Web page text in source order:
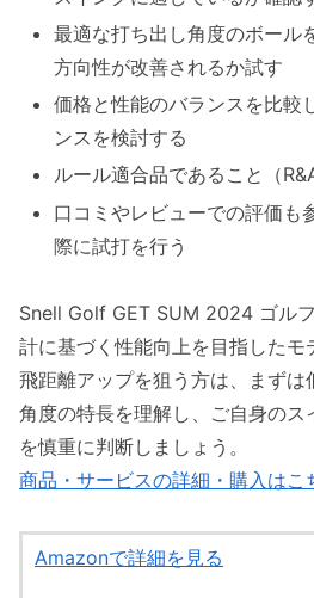
最適な打ち出し角度のボール
方向性が改善されるか試す
価格と性能のバランスを比較
ンスを検討する
ルール適合品であること（
口コミやレビューでの評価も
際に試打を行う
Snell Golf GET SUM 2024 ゴル
計に基づく性能向上を目指したモ
飛距離アップを狙う方は、まずは
角度の特長を理解し、ご自身の
を慎重に判断しましょう。
商品・サービスの詳細・購入はこ
Amazonで詳細を見る